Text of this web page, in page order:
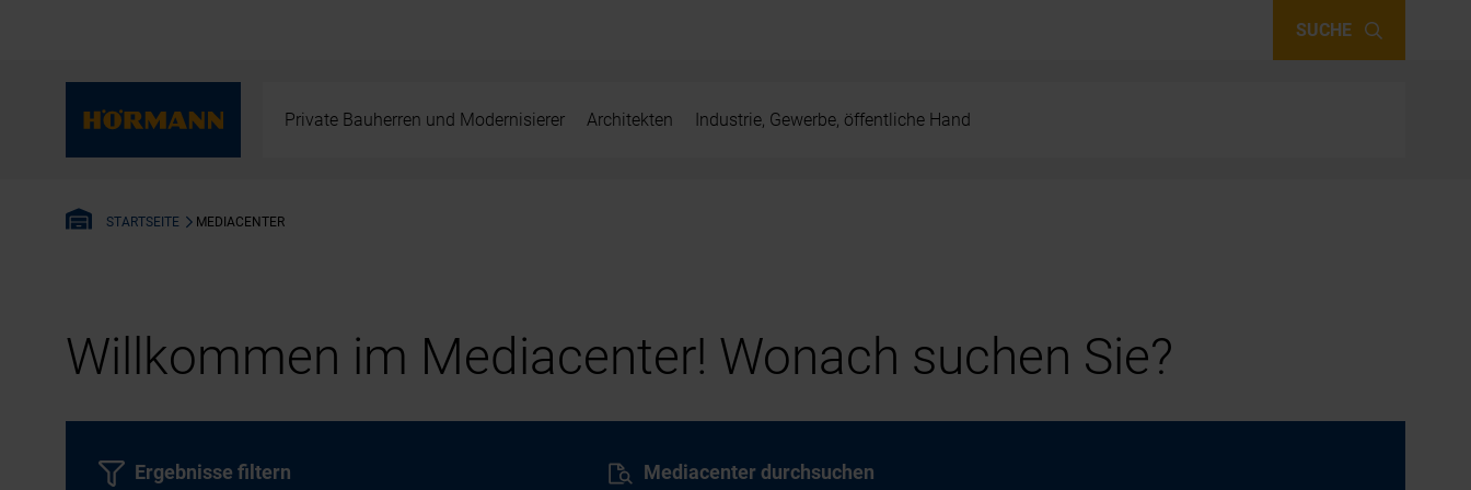
SUCHE
Private Bauherren und Modernisierer Architekten Industrie, Gewerbe, öffentliche Hand
STARTSEITE MEDIACENTER
Willkommen im Mediacenter! Wonach suchen Sie?
Mediacenter durchsuchen
Ergebnisse filtern